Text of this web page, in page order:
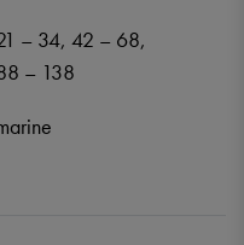
– 34, 42 – 68,
– 138